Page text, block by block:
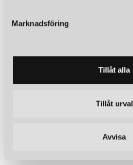
Marknadsföring
Tillåt alla
Tillåt urval
Avvisa